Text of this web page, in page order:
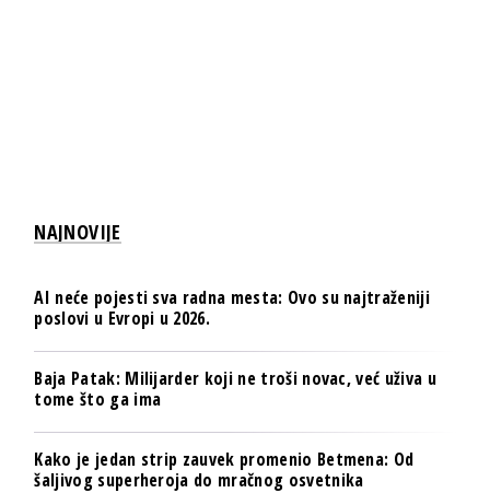
NAJNOVIJE
AI neće pojesti sva radna mesta: Ovo su najtraženiji
poslovi u Evropi u 2026.
Baja Patak: Milijarder koji ne troši novac, već uživa u
tome što ga ima
Kako je jedan strip zauvek promenio Betmena: Od
šaljivog superheroja do mračnog osvetnika